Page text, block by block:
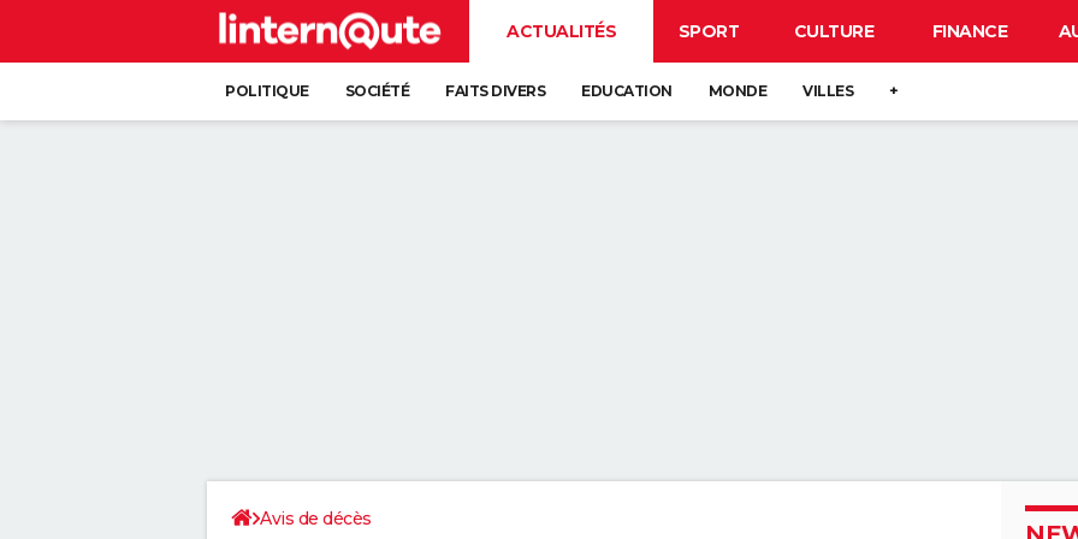
ACTUALITÉS SPORT CULTURE FINANCE
POLITIQUE SOCIÉTÉ FAITS DIVERS EDUCATION MONDE VILLES +
Avis de décès